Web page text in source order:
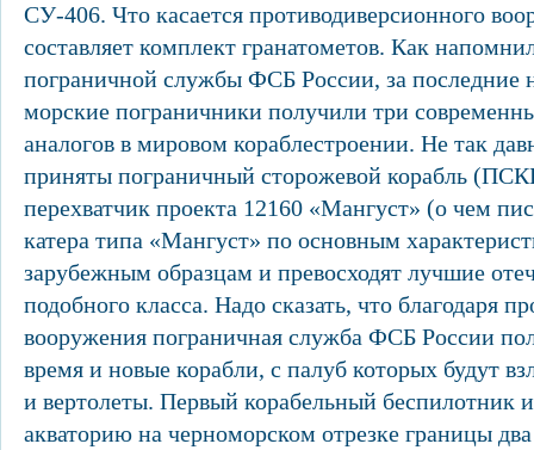
СУ-406. Что касается противодиверсионного
составляет комплект гранатометов. Как
пограничной службы ФСБ России, за последние
морские пограничники получили три
аналогов в мировом кораблестроении. Не так
приняты пограничный сторожевой корабль
перехватчик проекта 12160 «Мангуст» (о чем
катера типа «Мангуст» по основным
зарубежным образцам и превосходят лучшие
подобного класса. Надо сказать, что благодаря
вооружения пограничная служба ФСБ России
время и новые корабли, с палуб которых будут
и вертолеты. Первый корабельный беспилотник
акваторию на черноморском отрезке границы